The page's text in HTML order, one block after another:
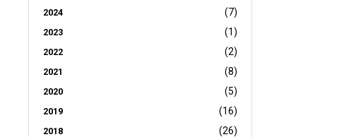
2024 (7)
2023 (1)
2022 (2)
2021 (8)
2020 (5)
2019 (16)
2018 (26)